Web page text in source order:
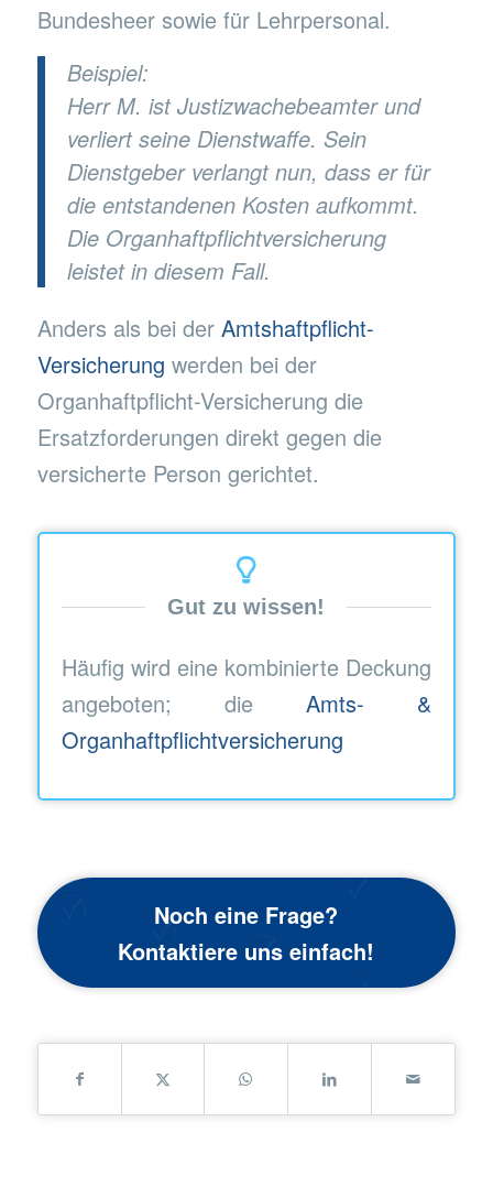
Bundesheer sowie für Lehrpersonal.
Beispiel:
Herr M. ist Justizwachebeamter und
verliert seine Dienstwaffe. Sein
Dienstgeber verlangt nun, dass er für
die entstandenen Kosten aufkommt.
Die Organhaftpflichtversicherung
leistet in diesem Fall.
Anders als bei der Amtshaftpflicht-
Versicherung werden bei der
Organhaftpflicht-Versicherung die
Ersatzforderungen direkt gegen die
versicherte Person gerichtet.
Gut zu wissen!
Häufig wird eine kombinierte Deckung
angeboten; dieAmts- &
Organhaftpflichtversicherung
Noch eine Frage?
Kontaktiere uns einfach!